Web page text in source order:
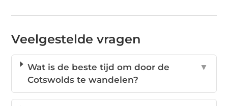
Veelgestelde vragen
Wat is de beste tijd om door de
Cotswolds te wandelen?
▼